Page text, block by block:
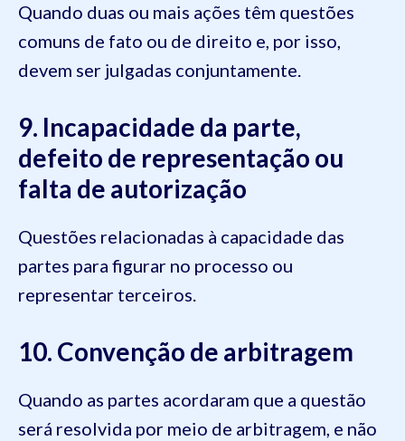
Quando duas ou mais ações têm questões
comuns de fato ou de direito e, por isso,
devem ser julgadas conjuntamente.
9. Incapacidade da parte,
defeito de representação ou
falta de autorização
Questões relacionadas à capacidade das
partes para figurar no processo ou
representar terceiros.
10. Convenção de arbitragem
Quando as partes acordaram que a questão
será resolvida por meio de arbitragem, e não